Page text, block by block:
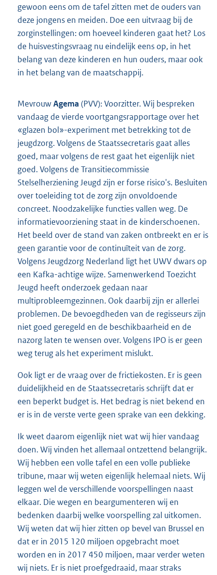
gewoon eens om de tafel zitten met de ouders van
deze jongens en meiden. Doe een uitvraag bij de
zorginstellingen: om hoeveel kinderen gaat het? Los
de huisvestingsvraag nu eindelijk eens op, in het
belang van deze kinderen en hun ouders, maar ook
in het belang van de maatschappij.
MevrouwAgema (PVV): Voorzitter. Wij bespreken
vandaag de vierde voortgangsrapportage over het
«glazen bol»-experiment met betrekking tot de
jeugdzorg. Volgens de Staatssecretaris gaat alles
goed, maar volgens de rest gaat het eigenlijk niet
goed. Volgens de Transitiecommissie
Stelselherziening Jeugd zijn er forse risico's. Besluiten
over toeleiding tot de zorg zijn onvoldoende
concreet. Noodzakelijke functies vallen weg. De
informatievoorziening staat in de kinderschoenen.
Het beeld over de stand van zaken ontbreekt en er is
geen garantie voor de continuïteit van de zorg.
Volgens Jeugdzorg Nederland ligt het UWV dwars op
een Kafka-achtige wijze. Samenwerkend Toezicht
Jeugd heeft onderzoek gedaan naar
multiprobleemgezinnen. Ook daarbij zijn er allerlei
problemen. De bevoegdheden van de regisseurs zijn
niet goed geregeld en de beschikbaarheid en de
nazorg laten te wensen over. Volgens IPO is er geen
weg terug als het experiment mislukt.
Ook ligt er de vraag over de frictiekosten. Er is geen
duidelijkheid en de Staatssecretaris schrijft dat er
een beperkt budget is. Het bedrag is niet bekend en
er is in de verste verte geen sprake van een dekking.
Ik weet daarom eigenlijk niet wat wij hier vandaag
doen. Wij vinden het allemaal ontzettend belangrijk.
Wij hebben een volle tafel en een volle publieke
tribune, maar wij weten eigenlijk helemaal niets. Wij
leggen wel de verschillende voorspellingen naast
elkaar. Die wegen en beargumenteren wij en
bedenken daarbij welke voorspelling zal uitkomen.
Wij weten dat wij hier zitten op bevel van Brussel en
dat er in 2015 120 miljoen opgebracht moet
worden en in 2017 450 miljoen, maar verder weten
wij niets. Er is niet proefgedraaid, maar straks